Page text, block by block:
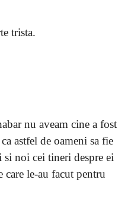
trista.
nu aveam cine a fost
astfel de oameni sa fie
noi cei tineri despre ei
care le-au facut pentru